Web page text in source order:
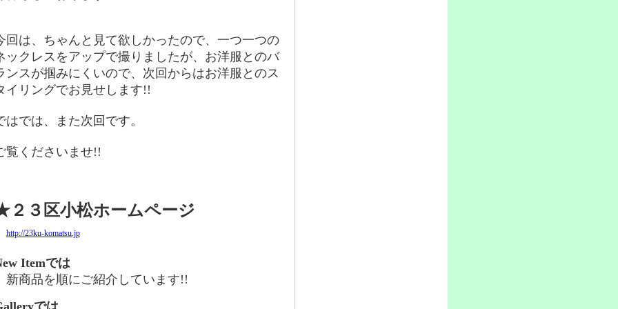
回は、ちゃんと見て欲しかったので、一つ一つの
ックレスをアップで撮りましたが、お洋服とのバ
ンスが掴みにくいので、次回からはお洋服とのス
イリングでお見せします!!
はでは、また次回です。
覧くださいませ!!
２３区小松ホームページ
http://23ku-komatsu.jp
Itemでは
商品を順にご紹介しています!!
では